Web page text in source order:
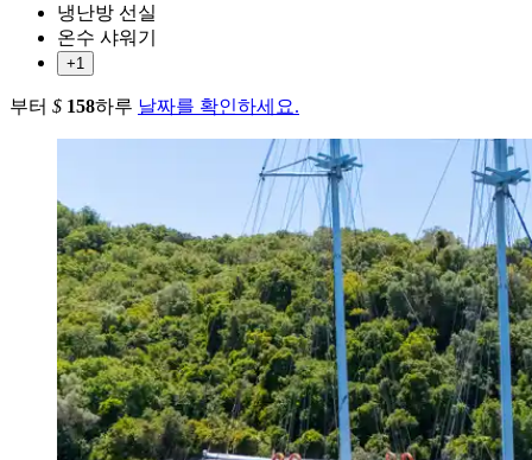
냉난방 선실
온수 샤워기
+1
부터 $ 158하루 날짜를 확인하세요.